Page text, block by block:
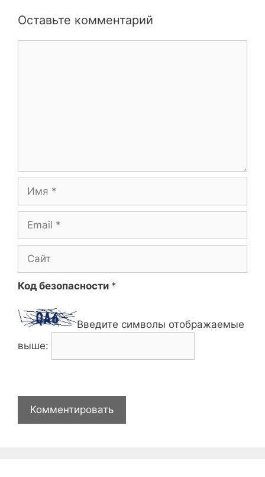
Оставьте комментарий
Код безопасности *
Введите символы отображаемые
выше: